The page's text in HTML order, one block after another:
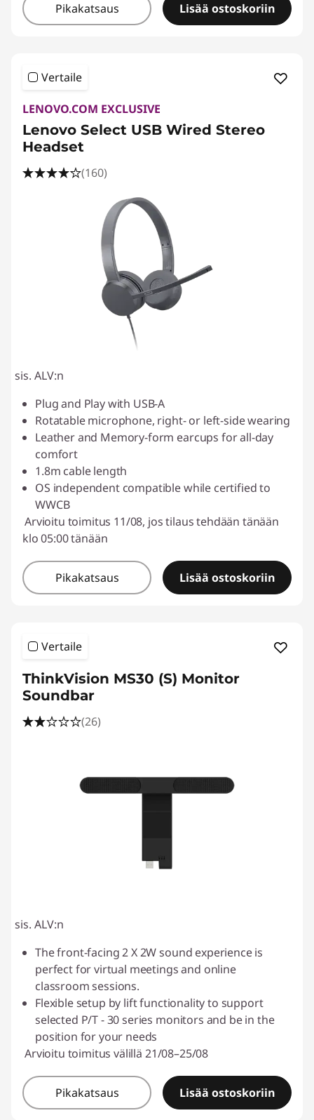
Pikakatsaus Lisää ostoskoriin
Vertaile
LENOVO.COM EXCLUSIVE
Lenovo Select USB Wired Stereo
Headset
(160)
sis. ALV:n
Plug and Play with USB-A
Rotatable microphone, right- or left-side wearing
Leather and Memory-form earcups for all-day
comfort
1.8m cable length
OS independent compatible while certified to
WWCB
Arvioitu toimitus 11/08, jos tilaus tehdään tänään
klo 05:00 tänään
Pikakatsaus Lisää ostoskoriin
Vertaile
ThinkVision MS30 (S) Monitor
Soundbar
(26)
sis. ALV:n
The front-facing 2 X 2W sound experience is
perfect for virtual meetings and online
classroom sessions.
Flexible setup by lift functionality to support
selected P/T - 30 series monitors and be in the
position for your needs
Arvioitu toimitus välillä 21/08–25/08
Pikakatsaus Lisää ostoskoriin